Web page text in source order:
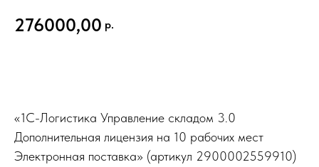
276000,00 р.
«1С-Логистика Управление складом 3.0
Дополнительная лицензия на 10 рабочих мест
Электронная поставка» (артикул 2900002559910)